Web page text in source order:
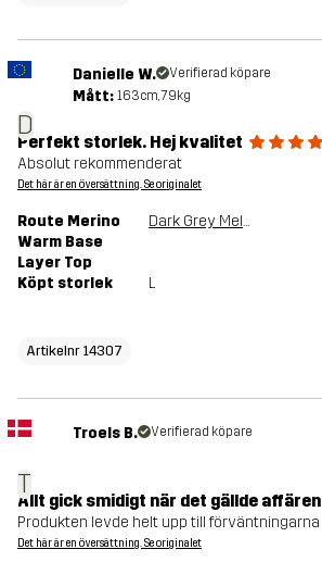
D
Danielle W. Verifierad köpare
Mått: 163cm, 79kg
Perfekt storlek. Hej kvalitet
Absolut rekommenderat
Det här är en översättning. Se originalet
Route Merino
Warm Base
Layer Top
Dark Grey Melange
Köpt storlek L
Artikelnr 14307
T
Troels B. Verifierad köpare
Allt gick smidigt när det gällde affären
Produkten levde helt upp till förväntningarna
Det här är en översättning. Se originalet